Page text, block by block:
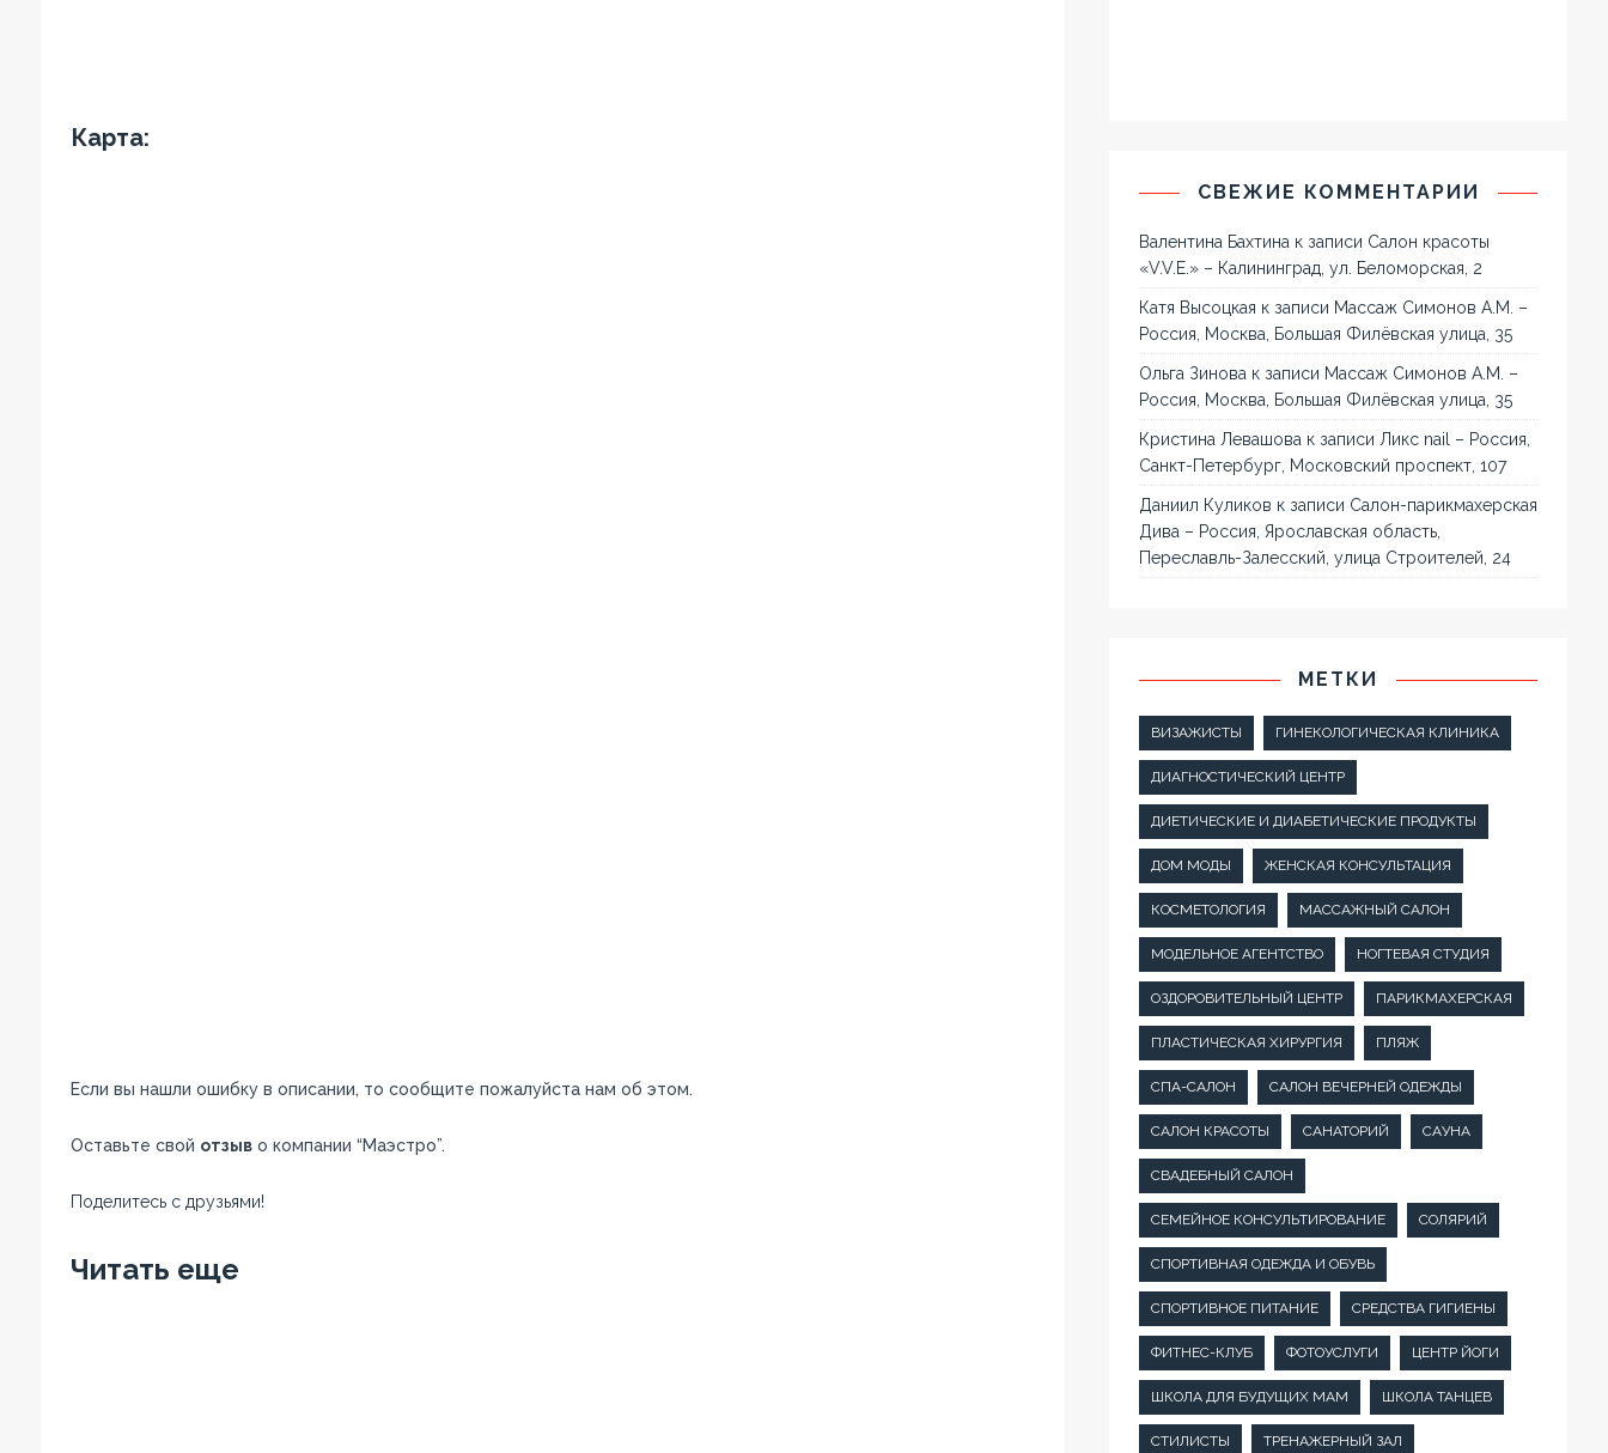
Карта:
Если вы нашли ошибку в описании, то сообщите пожалуйста нам об этом.
Оставьте свой отзыво компании “Маэстро”.
Поделитесь с друзьями!
Читать еще
СВЕЖИЕ КОММЕНТАРИИ
Валентина Бахтина к записи Салон красоты
«V.V.E.» – Калининград, ул. Беломорская, 2
Катя Высоцкая к записи Массаж Симонов А.М. –
Россия, Москва, Большая Филёвская улица, 35
Ольга Зинова к записи Массаж Симонов А.М. –
Россия, Москва, Большая Филёвская улица, 35
Кристина Левашова к записиЛикс nail – Россия,
Санкт-Петербург, Московский проспект, 107
Даниил Куликов к записи Салон-парикмахерская
Дива – Россия, Ярославская область,
Переславль-Залесский, улица Строителей, 24
МЕТКИ
ВИЗАЖИСТЫ ГИНЕКОЛОГИЧЕСКАЯ КЛИНИКА
ДИАГНОСТИЧЕСКИЙ ЦЕНТР
ДИЕТИЧЕСКИЕ И ДИАБЕТИЧЕСКИЕ ПРОДУКТЫ
ДОМ МОДЫ ЖЕНСКАЯ КОНСУЛЬТАЦИЯ
КОСМЕТОЛОГИЯ МАССАЖНЫЙ САЛОН
МОДЕЛЬНОЕ АГЕНТСТВО НОГТЕВАЯ СТУДИЯ
ОЗДОРОВИТЕЛЬНЫЙ ЦЕНТР ПАРИКМАХЕРСКАЯ
ПЛАСТИЧЕСКАЯ ХИРУРГИЯ ПЛЯЖ
СПА-САЛОН САЛОН ВЕЧЕРНЕЙ ОДЕЖДЫ
САЛОН КРАСОТЫ САНАТОРИЙ САУНА
СВАДЕБНЫЙ САЛОН
СЕМЕЙНОЕ КОНСУЛЬТИРОВАНИЕ СОЛЯРИЙ
СПОРТИВНАЯ ОДЕЖДА И ОБУВЬ
СПОРТИВНОЕ ПИТАНИЕ СРЕДСТВА ГИГИЕНЫ
ФИТНЕС-КЛУБ ФОТОУСЛУГИ ЦЕНТР ЙОГИ
ШКОЛА ДЛЯ БУДУЩИХ МАМ ШКОЛА ТАНЦЕВ
СТИЛИСТЫ ТРЕНАЖЕРНЫЙ ЗАЛ